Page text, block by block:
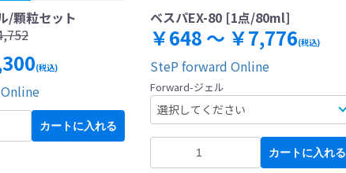
/顆粒セット
(税込)
カートに入れる
ベスパEX-80 [1点/80ml]
￥648 ～ ￥7,776(税込)
SteP forward Online
Forward-ジェル
カートに入れる